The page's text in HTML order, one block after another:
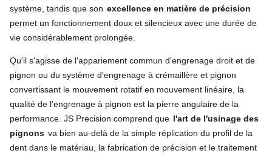
système, tandis que son excellence en matière de précision
permet un fonctionnement doux et silencieux avec une durée de
vie considérablement prolongée.
Qu'il s'agisse de l'appariement commun d'engrenage droit et de
pignon ou du système d'engrenage à crémaillère et pignon
convertissant le mouvement rotatif en mouvement linéaire, la
qualité de l'engrenage à pignon est la pierre angulaire de la
performance. JS Precision comprend que l'art de l'usinage des
pignons va bien au-delà de la simple réplication du profil de la
dent dans le matériau, la fabrication de précision et le traitement